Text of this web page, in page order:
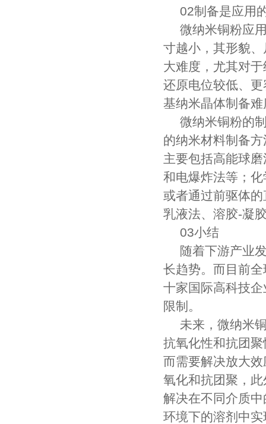
02制备是应用
微纳米铜粉应
寸越小，其形貌
大难度，尤其对
还原电位较低、
基纳米晶体制备
微纳米铜粉的
的纳米材料制备
主要包括高能球
和电爆炸法等；
或者通过前驱体
乳液法、溶胶-凝
03小结
随着下游产业
长趋势。而目前
十家国际高科技
限制。
未来，微纳米
抗氧化性和抗团
而需要解决放大
氧化和抗团聚，
解决在不同介质
环境下的溶剂中